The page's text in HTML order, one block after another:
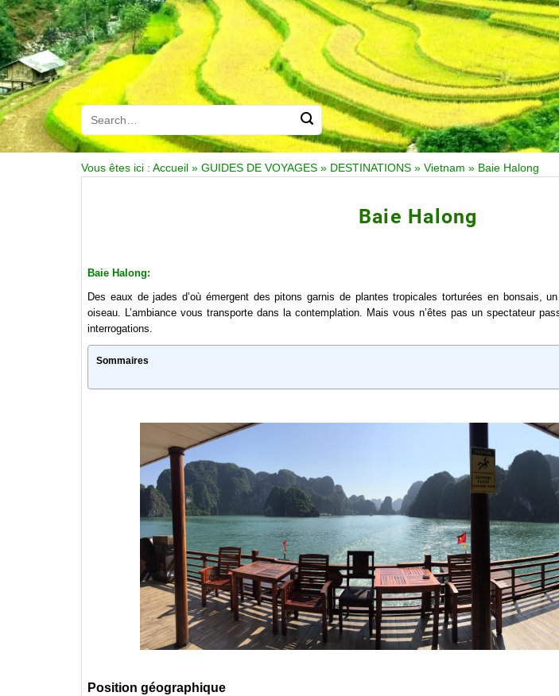
Vous êtes ici : Accueil » GUIDES DE VOYAGES » DESTINATIONS » Vietnam » Baie Halong
Baie Halong
Baie Halong:
Des eaux de jades d’où émergent des pitons garnis de plantes tropicales torturées en bonsais,
oiseau. L’ambiance vous transporte dans la contemplation. Mais vous n’êtes pas un spectateur
interrogations.
Sommaires
Position géographique